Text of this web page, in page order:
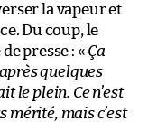
la vapeur et
Du coup, le
presse : « Ça
quelques
le plein. Ce n’est
mérité, mais c’est